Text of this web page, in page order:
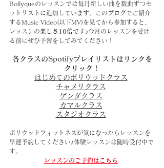
Bollyqueのレッスンでは毎月新しい曲を数曲ずつセ
ットリストに追加しています。このブログでご紹介
するMusic Video(以下MV)を見てから参加すると、
レッスンの楽しさ10倍です♪今月のレッスンを受け
る前にぜひ予習をしてみてください！
各クラスのSpotifyプレイリストはリンクを
クリック！
はじめてのボリウッドクラス
チャメリクラス
ゲンダクラス
カマルクラス
スタジオクラス
ボリウッドフィットネスが気になったらレッスンを
早速予約してください♪体験レッスンは随時受付中で
す。
レッスンのご予約はこちら